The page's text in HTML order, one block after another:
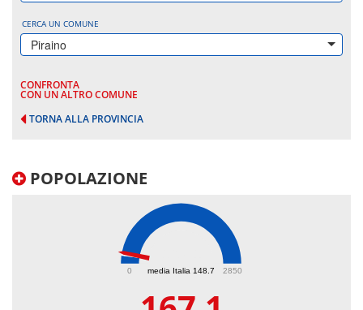
CERCA UN COMUNE
Piraino
CONFRONTA
CON UN ALTRO COMUNE
TORNA ALLA PROVINCIA
POPOLAZIONE
media Italia 148.7
0 2850